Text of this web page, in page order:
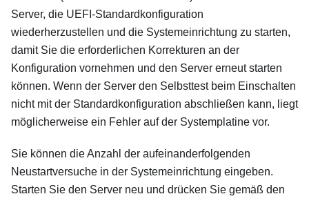
Server, die UEFI-Standardkonfiguration
wiederherzustellen und die Systemeinrichtung zu starten,
damit Sie die erforderlichen Korrekturen an der
Konfiguration vornehmen und den Server erneut starten
können. Wenn der Server den Selbsttest beim Einschalten
nicht mit der Standardkonfiguration abschließen kann, liegt
möglicherweise ein Fehler auf der Systemplatine vor.
Sie können die Anzahl der aufeinanderfolgenden
Neustartversuche in der Systemeinrichtung eingeben.
Starten Sie den Server neu und drücken Sie gemäß den